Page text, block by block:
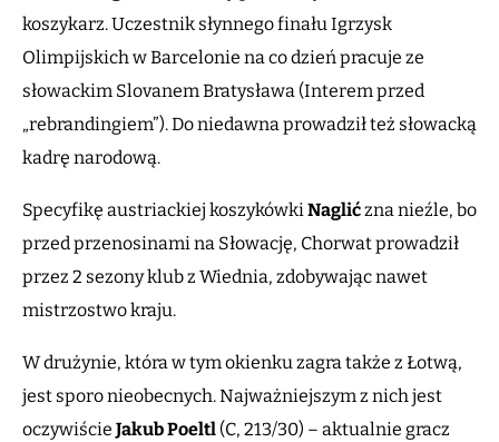
koszykarz. Uczestnik słynnego finału Igrzysk
Olimpijskich w Barcelonie na co dzień pracuje ze
słowackim Slovanem Bratysława (Interem przed
„rebrandingiem”). Do niedawna prowadził też słowacką
kadrę narodową.
Specyfikę austriackiej koszykówkiNaglićzna nieźle, bo
przed przenosinami na Słowację, Chorwat prowadził
przez 2 sezony klub z Wiednia, zdobywając nawet
mistrzostwo kraju.
W drużynie, która w tym okienku zagra także z Łotwą,
jest sporo nieobecnych. Najważniejszym z nich jest
oczywiście JakubPoeltl (C, 213/30) – aktualnie gracz